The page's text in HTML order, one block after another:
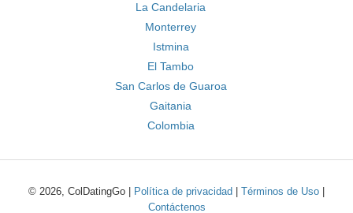
La Candelaria
Monterrey
Istmina
El Tambo
San Carlos de Guaroa
Gaitania
Colombia
© 2026, ColDatingGo | Política de privacidad Términos de Uso
Contáctenos